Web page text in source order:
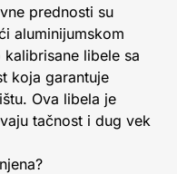
prednosti su
aluminijumskom
kalibrisane libele sa
koja garantuje
Ova libela je
tačnost i dug vek